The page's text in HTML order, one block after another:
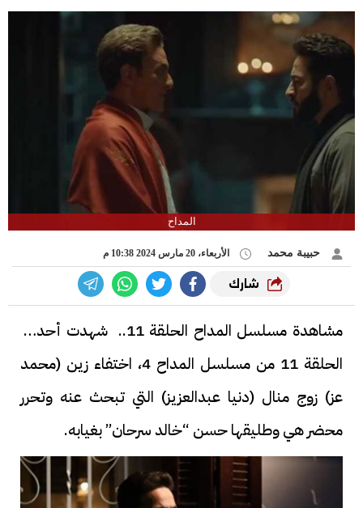
المداح
حبيبة محمد الأربعاء، 20 مارس 2024 10:38 م
شارك
مشاهدة مسلسل المداح الحلقة 11.. شهدت أحداث
الحلقة 11 من مسلسل المداح 4، اختفاء زين (محمد
عز) زوج منال (دنيا عبدالعزيز) التي تبحث عنه وتحرر
محضر هي وطليقها حسن “خالد سرحان” بغيابه.